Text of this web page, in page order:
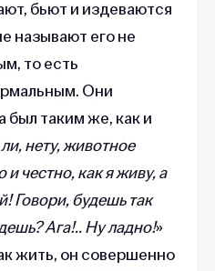
бьют и издеваются
называют его не
то есть
Они
таким же, как и
нету, животное
честно, как я живу, а
Говори, будешь так
Ага!.. Ну ладно!»
жить, он совершенно